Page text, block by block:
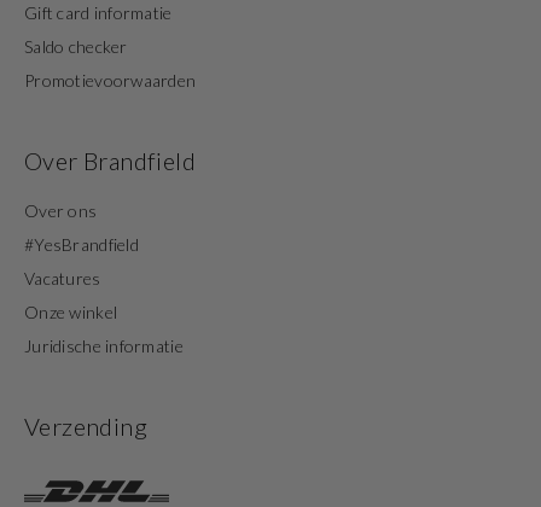
Gift card informatie
Saldo checker
Promotievoorwaarden
Over Brandfield
Over ons
#YesBrandfield
Vacatures
Onze winkel
Juridische informatie
Verzending